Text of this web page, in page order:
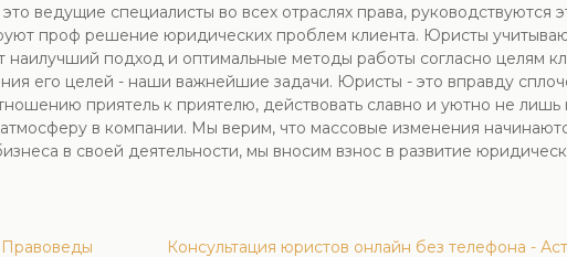
ведущие специалисты во всех отраслях права, руководствуются
проф решение юридических проблем клиента. Юристы
наилучший подход и оптимальные методы работы согласно целям
его целей - наши важнейшие задачи. Юристы - это вправду
приятель к приятелю, действовать славно и уютно не
в компании. Мы верим, что массовые изменения
в своей деятельности, мы вносим взнос в развитие
Правоведы Консультация юристов онлайн без телефона -